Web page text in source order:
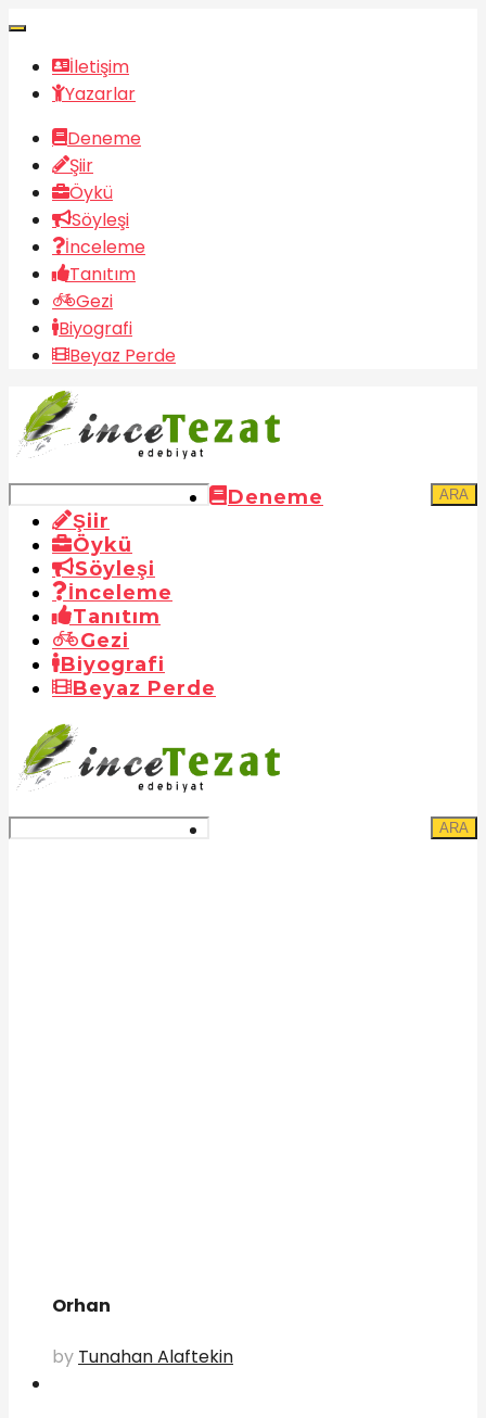
İletişim
Yazarlar
Deneme
Şiir
Öykü
Söyleşi
İnceleme
Tanıtım
Gezi
Biyografi
Beyaz Perde
ARA
Deneme
Şiir
Öykü
Söyleşi
İnceleme
Tanıtım
Gezi
Biyografi
Beyaz Perde
ARA
Orhan
by Tunahan Alaftekin